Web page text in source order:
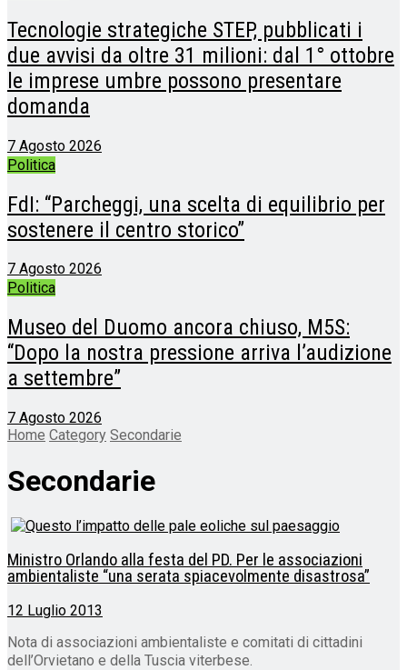
Tecnologie strategiche STEP, pubblicati i
due avvisi da oltre 31 milioni: dal 1° ottobre
le imprese umbre possono presentare
domanda
7 Agosto 2026
Politica
FdI: “Parcheggi, una scelta di equilibrio per
sostenere il centro storico”
7 Agosto 2026
Politica
Museo del Duomo ancora chiuso, M5S:
“Dopo la nostra pressione arriva l’audizione
a settembre”
7 Agosto 2026
Home Category Secondarie
Secondarie
Ministro Orlando alla festa del PD. Per le associazioni
ambientaliste “una serata spiacevolmente disastrosa”
12 Luglio 2013
Nota di associazioni ambientaliste e comitati di cittadini
dell’Orvietano e della Tuscia viterbese.